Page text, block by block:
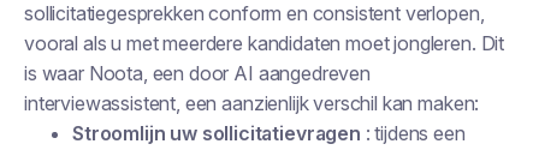
sollicitatiegesprekken conform en consistent verlopen,
vooral als u met meerdere kandidaten moet jongleren. Dit
is waar Noota, een door AI aangedreven
interviewassistent, een aanzienlijk verschil kan maken:
Stroomlijn uw sollicitatievragen : tijdens een